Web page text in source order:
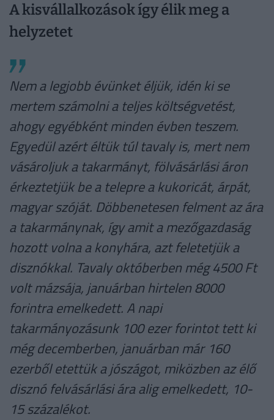
A kisvállalkozások így élik meg a
helyzetet
Nem a legjobb évünket éljük, idén ki se
mertem számolni a teljes költségvetést,
ahogy egyébként minden évben teszem.
Egyedül azért éltük túl tavaly is, mert nem
vásároljuk a takarmányt, fölvásárlási áron
érkeztetjük be a telepre a kukoricát, árpát,
magyar szóját. Döbbenetesen felment az ára
a takarmánynak, így amit a mezőgazdaság
hozott volna a konyhára, azt feletetjük a
disznókkal. Tavaly októberben még 4500 Ft
volt mázsája, januárban hirtelen 8000
forintra emelkedett. A napi
takarmányozásunk 100 ezer forintot tett ki
még decemberben, januárban már 160
ezerből etettük a jószágot, miközben az élő
disznó felvásárlási ára alig emelkedett, 10-
15 százalékot.